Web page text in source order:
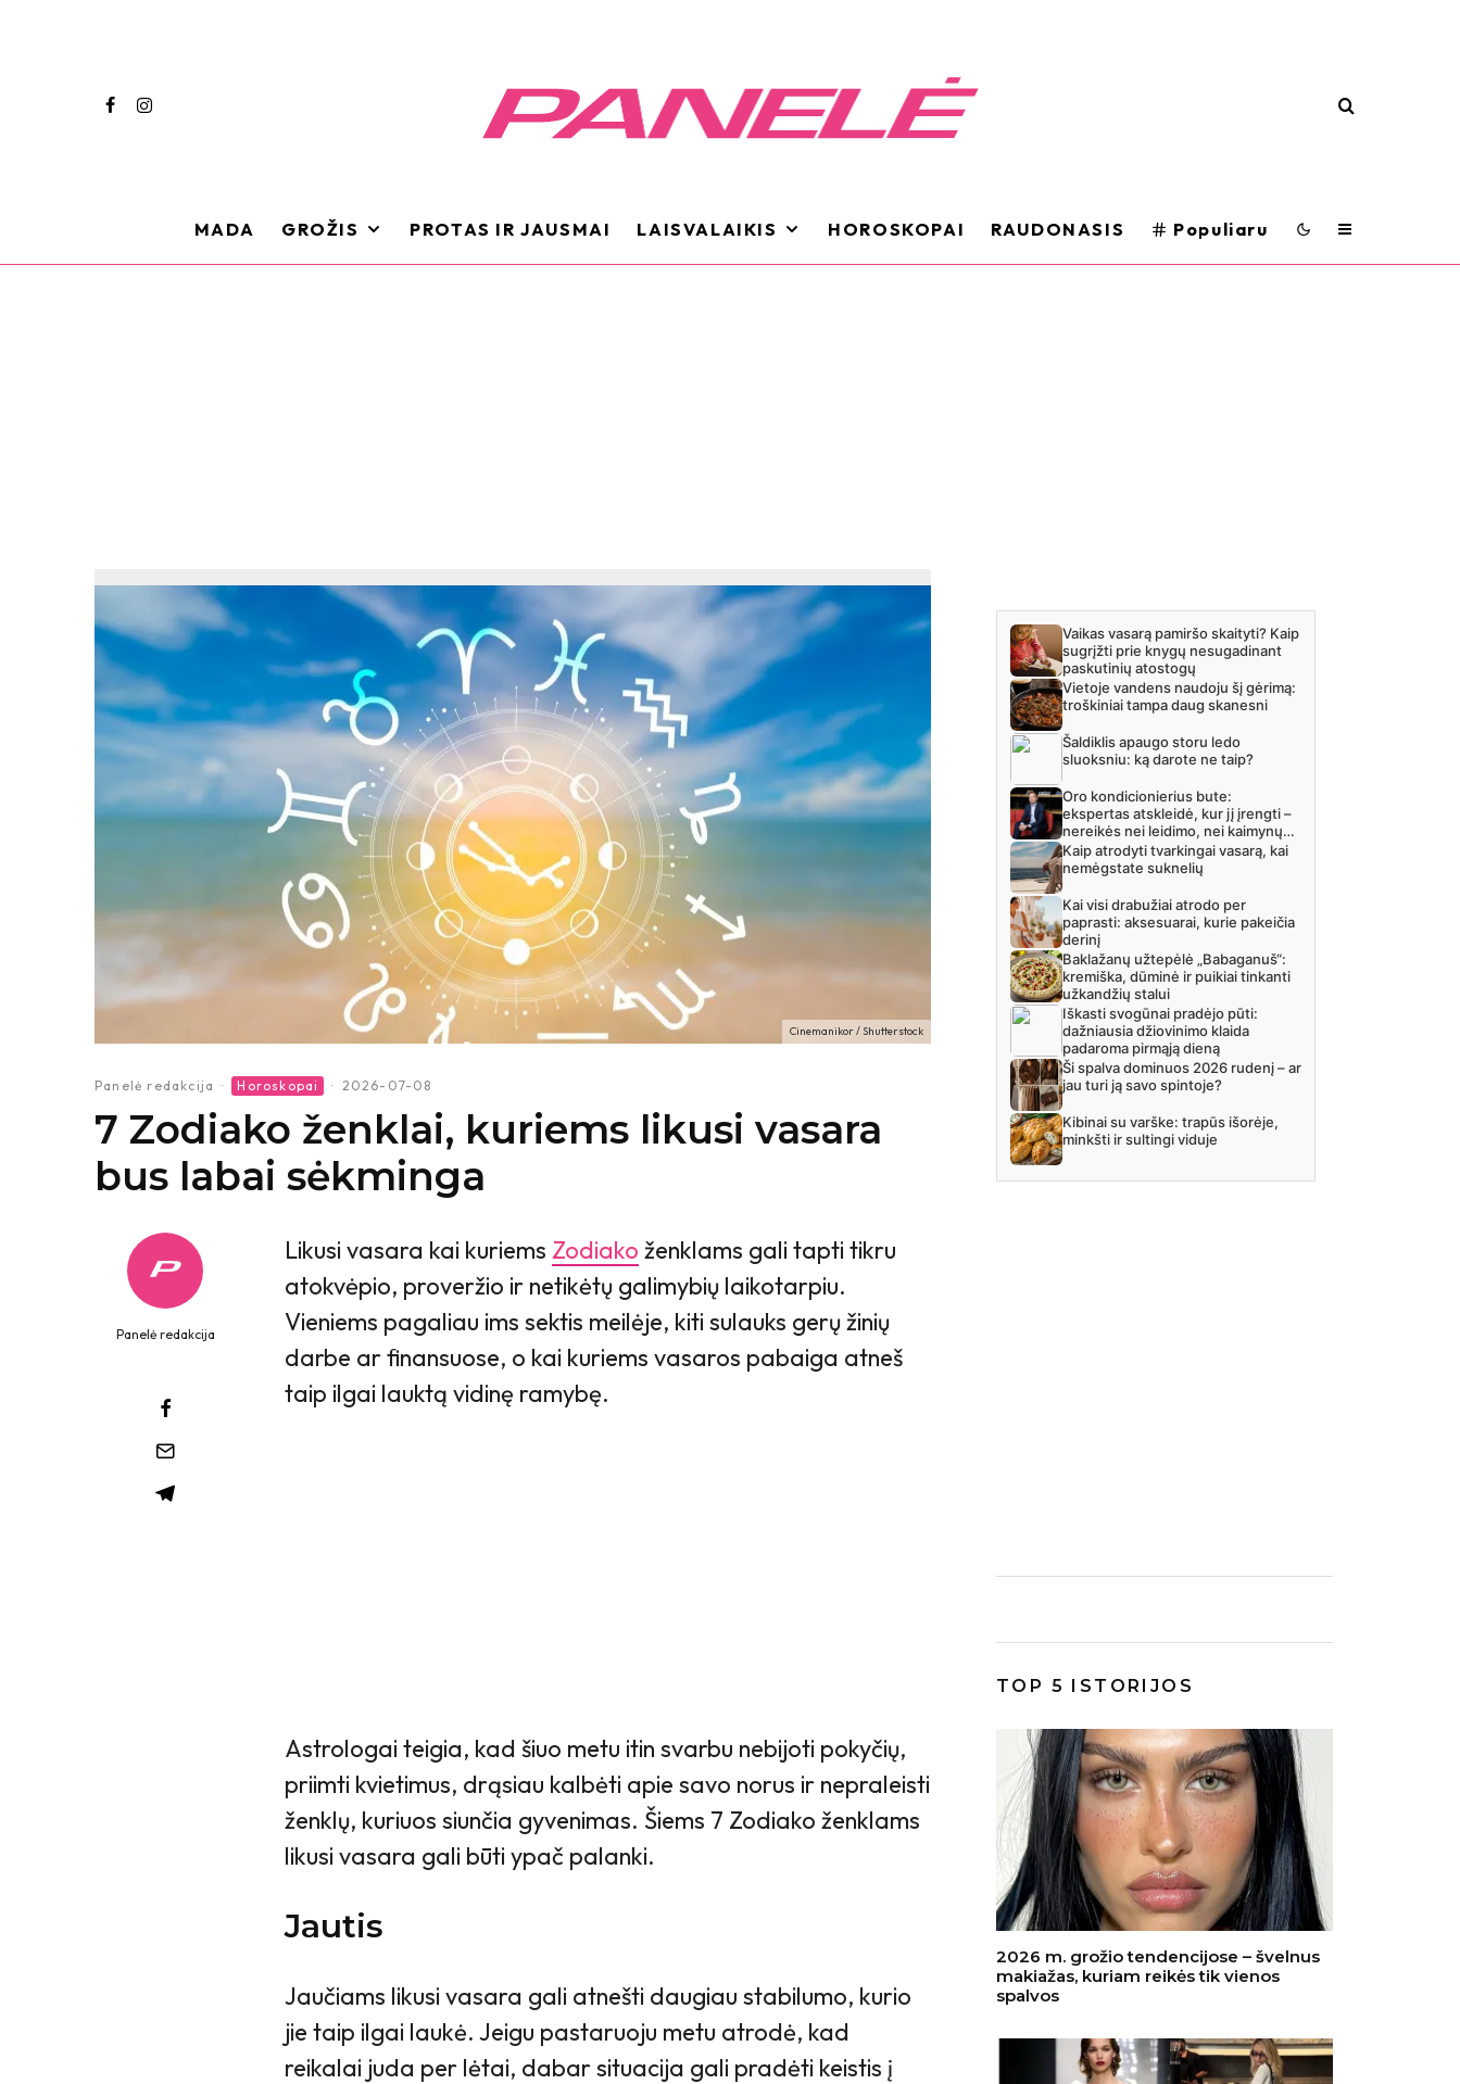
MADA GROŽIS PROTAS IR JAUSMAI LAISVALAIKIS HOROSKOPAI RAUDONASIS Populiaru
Cinemanikor / Shutterstock
Panelė redakcija · Horoskopai · 2026-07-08
7 Zodiako ženklai, kuriems likusi vasara
bus labai sėkminga
Panelė redakcija
Likusi vasara kai kuriems Zodiako ženklams gali tapti tikru
atokvėpio, proveržio ir netikėtų galimybių laikotarpiu.
Vieniems pagaliau ims sektis meilėje, kiti sulauks gerų žinių
darbe ar finansuose, o kai kuriems vasaros pabaiga atneš
taip ilgai lauktą vidinę ramybę.
Astrologai teigia, kad šiuo metu itin svarbu nebijoti pokyčių,
priimti kvietimus, drąsiau kalbėti apie savo norus ir nepraleisti
ženklų, kuriuos siunčia gyvenimas. Šiems 7 Zodiako ženklams
likusi vasara gali būti ypač palanki.
Jautis
Jaučiams likusi vasara gali atnešti daugiau stabilumo, kurio
jie taip ilgai laukė. Jeigu pastaruoju metu atrodė, kad
reikalai juda per lėtai, dabar situacija gali pradėti keistis į
TOP 5 ISTORIJOS
2026 m. grožio tendencijose – švelnus
makiažas, kuriam reikės tik vienos
spalvos